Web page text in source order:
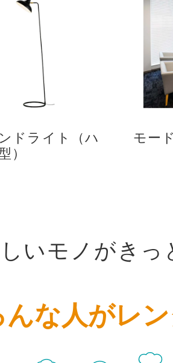
ドライト（ハ
）
モー
いモノがきっ
んな人がレ